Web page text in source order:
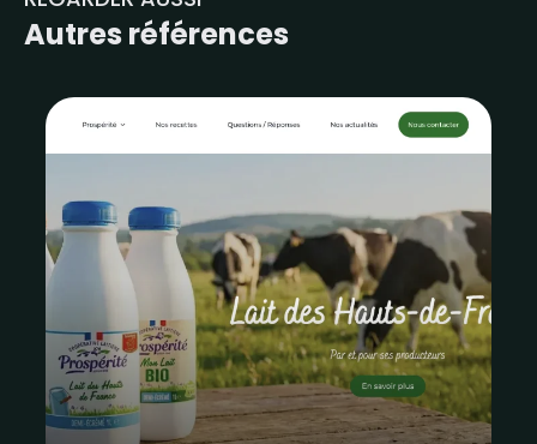
Autres références